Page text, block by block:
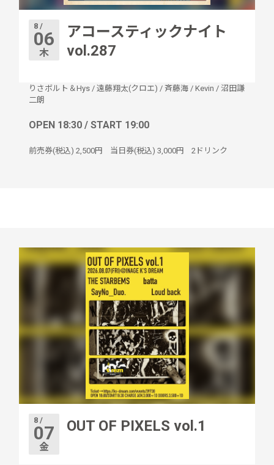
8 /
06
木
アコースティックナイト
vol.287
りさボルト＆Hys / 遠藤翔太(クロエ) / 斉藤海 / Kevin / 沼田謙
二朗
OPEN 18:30 / START 19:00
前売券(税込) 2,500円 当日券(税込) 3,000円 2ドリンク
8 /
07
金
OUT OF PIXELS vol.1